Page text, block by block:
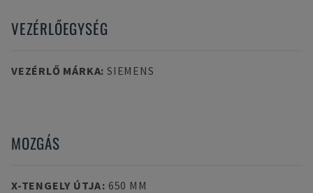
VEZÉRLŐEGYSÉG
VEZÉRLŐ MÁRKA: SIEMENS
MOZGÁS
X-TENGELY ÚTJA: 650 MM